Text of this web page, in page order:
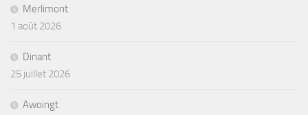
Merlimont
1 août 2026
Dinant
25 juillet 2026
Awoingt